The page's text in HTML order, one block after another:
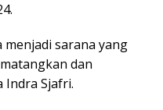
menjadi sarana yang
dan
Indra Sjafri.